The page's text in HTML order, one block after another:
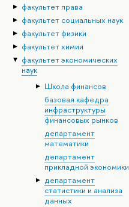
факультет права
факультет социальных наук
факультет физики
факультет химии
факультет экономических
наук
Школа финансов
базовая кафедра
инфраструктуры
финансовых рынков
департамент
математики
департамент
прикладной экономики
департамент
статистики и анализа
данных